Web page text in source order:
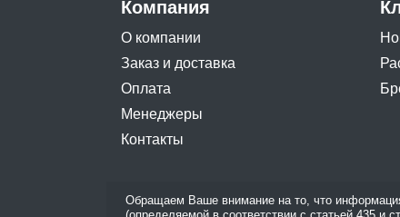
Компания
О компании
Заказ и доставка
Оплата
Менеджеры
Контакты
Обращаем Ваше внимание на то, что